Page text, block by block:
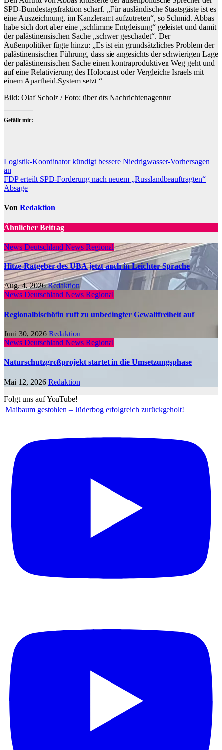
SPD-Bundestagsfraktion scharf. „Für ausländische Staatsgäste ist es
eine Auszeichnung, im Kanzleramt aufzutreten“, so Schmid. Abbas
habe sich dort aber eine „schlimme Entgleisung“ geleistet und damit
der palästinensischen Sache „schwer geschadet“. Der
Außenpolitiker fügte hinzu: „Es ist ein grundsätzliches Problem der
palästinensischen Führung, dass sie angesichts der schwierigen Lage
der palästinensischen Sache einen kontraproduktiven Weg geht und
auf eine Relativierung des Holocaust oder Vergleiche Israels mit
einem Apartheid-System setzt.“
Bild: Olaf Scholz / Foto: über dts Nachrichtenagentur
Gefällt mir:
Beitragsnavigation
Logistik-Koordinator kündigt bessere Niedrigwasser-Vorhersagen
an
FDP erteilt SPD-Forderung nach neuem „Russlandbeauftragten“
Absage
Von Redaktion
Ähnlicher Beitrag
News Deutschland News Regional
Hitze-Ratgeber des UBA jetzt auch in Leichter Sprache
Aug. 4, 2026Redaktion
News Deutschland News Regional
Regionalbischöfin ruft zu unbedingter Gewaltfreiheit auf
Juni 30, 2026 Redaktion
News Deutschland News Regional
Naturschutzgroßprojekt startet in die Umsetzungsphase
Mai 12, 2026 Redaktion
Folgt uns auf YouTube!
Maibaum gestohlen – Jüderbog erfolgreich zurückgeholt!